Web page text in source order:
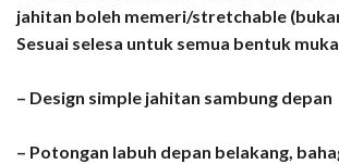
jahitan boleh memeri/stretchable
Sesuai selesa untuk semua bentuk muka
– Design simple jahitan sambung depan
– Potongan labuh depan belakang,